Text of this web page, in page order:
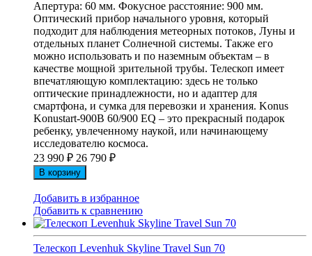
Апертура: 60 мм. Фокусное расстояние: 900 мм.
Оптический прибор начального уровня, который
подходит для наблюдения метеорных потоков, Луны и
отдельных планет Солнечной системы. Также его
можно использовать и по наземным объектам – в
качестве мощной зрительной трубы. Телескоп имеет
впечатляющую комплектацию: здесь не только
оптические принадлежности, но и адаптер для
смартфона, и сумка для перевозки и хранения. Konus
Konustart-900B 60/900 EQ – это прекрасный подарок
ребенку, увлеченному наукой, или начинающему
исследователю космоса.
23 990 ₽ 26 790 ₽
В корзину
Добавить в избранное
Добавить к сравнению
Телескоп Levenhuk Skyline Travel Sun 70